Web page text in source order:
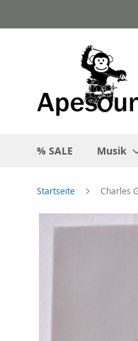
Inhalt
% SALE Musik
Startseite Charles